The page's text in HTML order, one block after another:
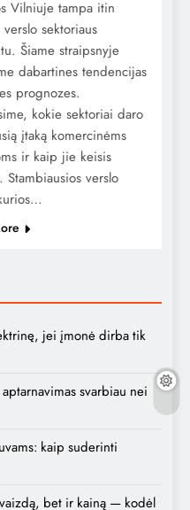
Vilniuje tampa itin
sektoriaus
Šiame straipsnyje
dabartines tendencijas
prognozes.
kokie sektoriai daro
įtaką komercinėms
ir kaip jie keisis
Stambiausios verslo
jei įmonė dirba tik
svarbiau nei
kaip suderinti
bet ir kainą — kodėl